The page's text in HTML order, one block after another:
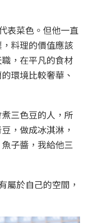
表菜色。但他一直
料理的價值應該
，在平凡的食材
環境比較奢華、
三色豆的人，所
，做成冰淇淋，
子醬，我給他三
屬於自己的空間，